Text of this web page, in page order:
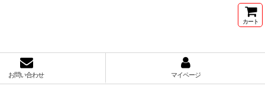
カート
お問い合わせ マイページ